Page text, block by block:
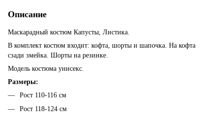
Описание
Маскарадный костюм Капусты, Листика.
В комплект костюм входит: кофта, шорты и шапочка. На кофта
сзади змейка. Шорты на резинке.
Модель костюма унисекс.
Размеры:
Рост 110-116 см
Рост 118-124 см